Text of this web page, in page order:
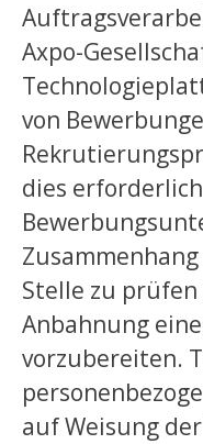
Axpo-
von
dies
Stelle zu
Anbahnung
vorzubereiten.
auf Weisung